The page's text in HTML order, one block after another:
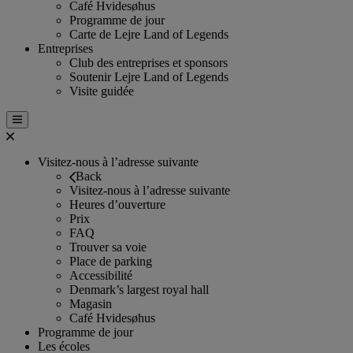
Café Hvidesøhus
Programme de jour
Carte de Lejre Land of Legends
Entreprises
Club des entreprises et sponsors
Soutenir Lejre Land of Legends
Visite guidée
Visitez-nous à l’adresse suivante
Back
Visitez-nous à l’adresse suivante
Heures d’ouverture
Prix
FAQ
Trouver sa voie
Place de parking
Accessibilité
Denmark’s largest royal hall
Magasin
Café Hvidesøhus
Programme de jour
Les écoles